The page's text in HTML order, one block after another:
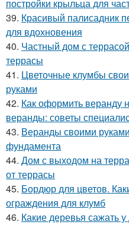
постройки крыльца для
39. Красивый палисадник
для вдохновения
40. Частный дом с
террасы
41. Цветочные клумбы
руками
42. Как оформить веранду
веранды: советы
43. Веранды своими
фундамента
44. Дом с выходом на
от террасы
45. Бордюр для цветов.
ограждения для клумб
46. Какие деревья сажать